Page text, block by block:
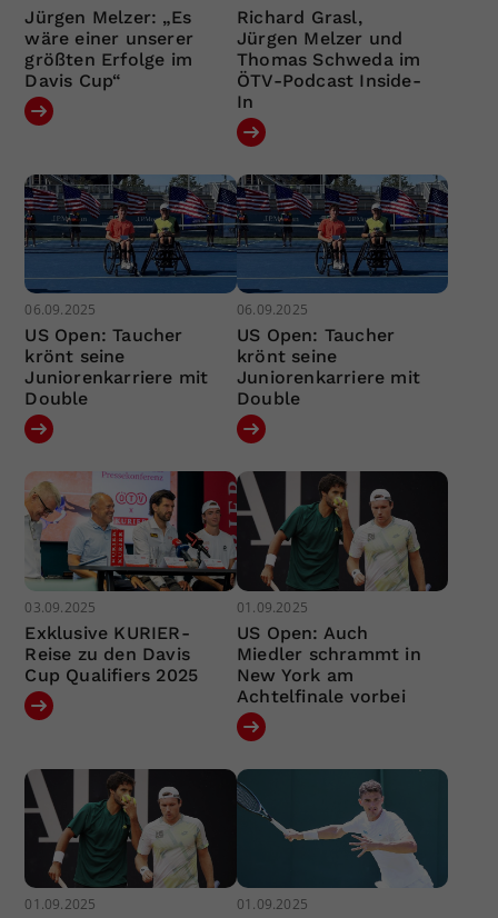
Jürgen Melzer: „Es
wäre einer unserer
größten Erfolge im
Davis Cup“
Richard Grasl,
Jürgen Melzer und
Thomas Schweda im
ÖTV-Podcast Inside-
In
06.09.2025
US Open: Taucher
krönt seine
Juniorenkarriere mit
Double
06.09.2025
US Open: Taucher
krönt seine
Juniorenkarriere mit
Double
03.09.2025
Exklusive KURIER-
Reise zu den Davis
Cup Qualifiers 2025
01.09.2025
US Open: Auch
Miedler schrammt in
New York am
Achtelfinale vorbei
01.09.2025 01.09.2025